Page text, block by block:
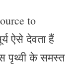
to
ऐसे देवता हैं
पृथ्वी के समस्त